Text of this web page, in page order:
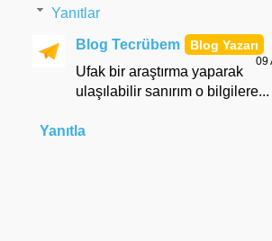
Yanıtlar
Blog Tecrübem
09
Ufak bir araştırma yaparak
ulaşılabilir sanırım o bilgilere...
Yanıtla